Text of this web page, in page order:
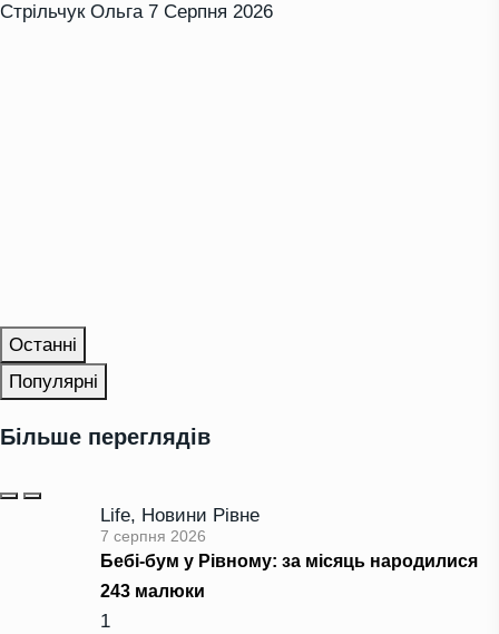
Стрільчук Ольга 7 Серпня 2026
Останні
Популярні
Більше переглядів
Life, Новини Рівне
7 серпня 2026
Бебі-бум у Рівному: за місяць народилися
243 малюки
1